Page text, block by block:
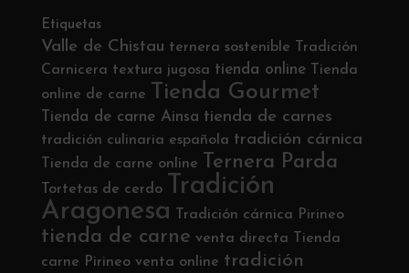
Etiquetas
Valle de Chistau ternera sostenible
Tradición
Carnicera textura jugosa tienda online Tienda
online de carne
Tienda Gourmet
Tienda de carne Ainsa tienda de carnes
tradición culinaria española tradición cárnica
Tienda de carne online Ternera Parda
Tortetas de cerdo
Tradición
Aragonesa
Tradición cárnica Pirineo
tienda de carne venta directa
Tienda
carne Pirineo venta online tradición